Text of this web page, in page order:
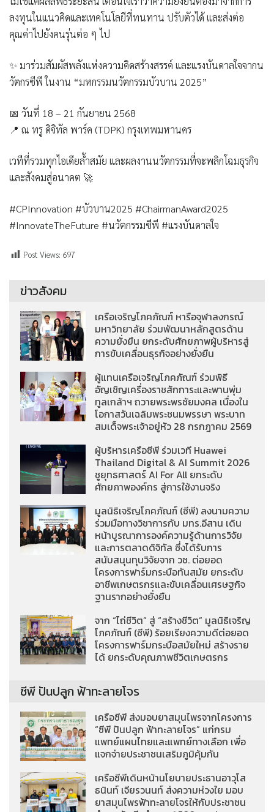
ลงทุนในแนวคิดและเทคโนโลยีที่ทนทาน ปรับตัวได้ และส่งต่อ
คุณค่าไปยังคนรุ่นต่อ ๆ ไป
✨ มาร่วมสัมผัสพลังแห่งความคิดสร้างสรรค์ และแรงบันดาลใจจากน
วัตกรซีพี ในงาน “มหกรรมนวัตกรรมบัวบาน 2025”
📅 วันที่ 18 – 21 กันยายน 2568
📍 ณ ทรู ดิจิทัล พาร์ค (TDPK) กรุงเทพมหานคร
เวทีที่รวมทุกไอเดียล้ำสมัย และผลงานนวัตกรรมที่จะพลิกโฉมธุรกิจ
และสังคมสู่อนาคต 🚀
#CPInnovation #บัวบาน2025 #ChairmanAward2025
#InnovateTheFuture #นวัตกรรมซีพี #แรงบันดาลใจ
Post Views: 697
ข่าวสังคม
เครือเจริญโภคภัณฑ์ หารือจุฬาลงกรณ์
มหาวิทยาลัย ร่วมพัฒนาหลักสูตรด้าน
ความยั่งยืน ยกระดับศักยภาพผู้บริหารสู่
การขับเคลื่อนธุรกิจอย่างยั่งยืน
ผู้แทนเครือเจริญโภคภัณฑ์ ร่วมพิธี
อัญเชิญเครื่องราชสักการะและพานพุ่ม
ทูลเกล้าฯ ถวายพระพรชัยมงคล เนื่องใน
โอกาสวันเฉลิมพระชนมพรรษา พระบาท
สมเด็จพระเจ้าอยู่หัว 28 กรกฎาคม 2569
ผู้บริหารเครือซีพี ร่วมเวที Huawei
Thailand Digital & AI Summit 2026
ชูยุทธศาสตร์ AI For All ยกระดับ
ศักยภาพองค์กร สู่การใช้งานจริง
มูลนิธิเจริญโภคภัณฑ์ (ซีพี) ลงนามความ
ร่วมมือทางวิชาการกับ มทร.อีสาน เดิน
หน้าบูรณาการองค์ความรู้ด้านการวิจัย
และการตลาดดิจิทัล ซึ่งได้รับการ
สนับสนุนทุนวิจัยจาก วช. ต่อยอด
โครงการฟาร์มกระบือทันสมัย ยกระดับ
อาชีพเกษตรกรและขับเคลื่อนเศรษฐกิจ
ฐานรากอย่างยั่งยืน
จาก “ไถ่ชีวิต” สู่ “สร้างชีวิต” มูลนิธิเจริญ
โภคภัณฑ์ (ซีพี) ร้อยเรียงความดีต่อยอด
โครงการฟาร์มกระบือสมัยใหม่ สร้างราย
ได้ ยกระดับคุณภาพชีวิตเกษตรกร
ซีพี ปันปลูก ฟ้าทะลายโจร
เครือซีพี ส่งมอบยาสมุนไพรจากโครงการ
“ซีพี ปันปลูก ฟ้าทะลายโจร” แก่กรม
แพทย์แผนไทยและแพทย์ทางเลือก เพื่อ
แจกจ่ายประชาชนเสริมภูมิคุ้มกัน
เครือซีพีเดินหน้านโยบายประธานอาวุโส
ธนินท์ เจียรวนนท์ ส่งความห่วงใย มอบ
ยาสมุนไพรฟ้าทะลายโจรให้กับประชาชน